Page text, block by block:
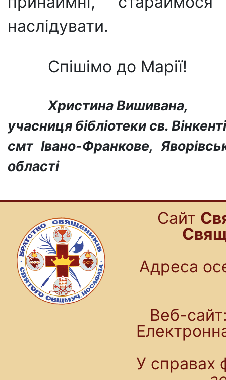
наслідувати.
Спішімо до Марії!
Христина Вишивана,
учасниця бібліотеки св.
смт Івано-Франкове,
області
Cайт
Адреса
Веб-
У справах